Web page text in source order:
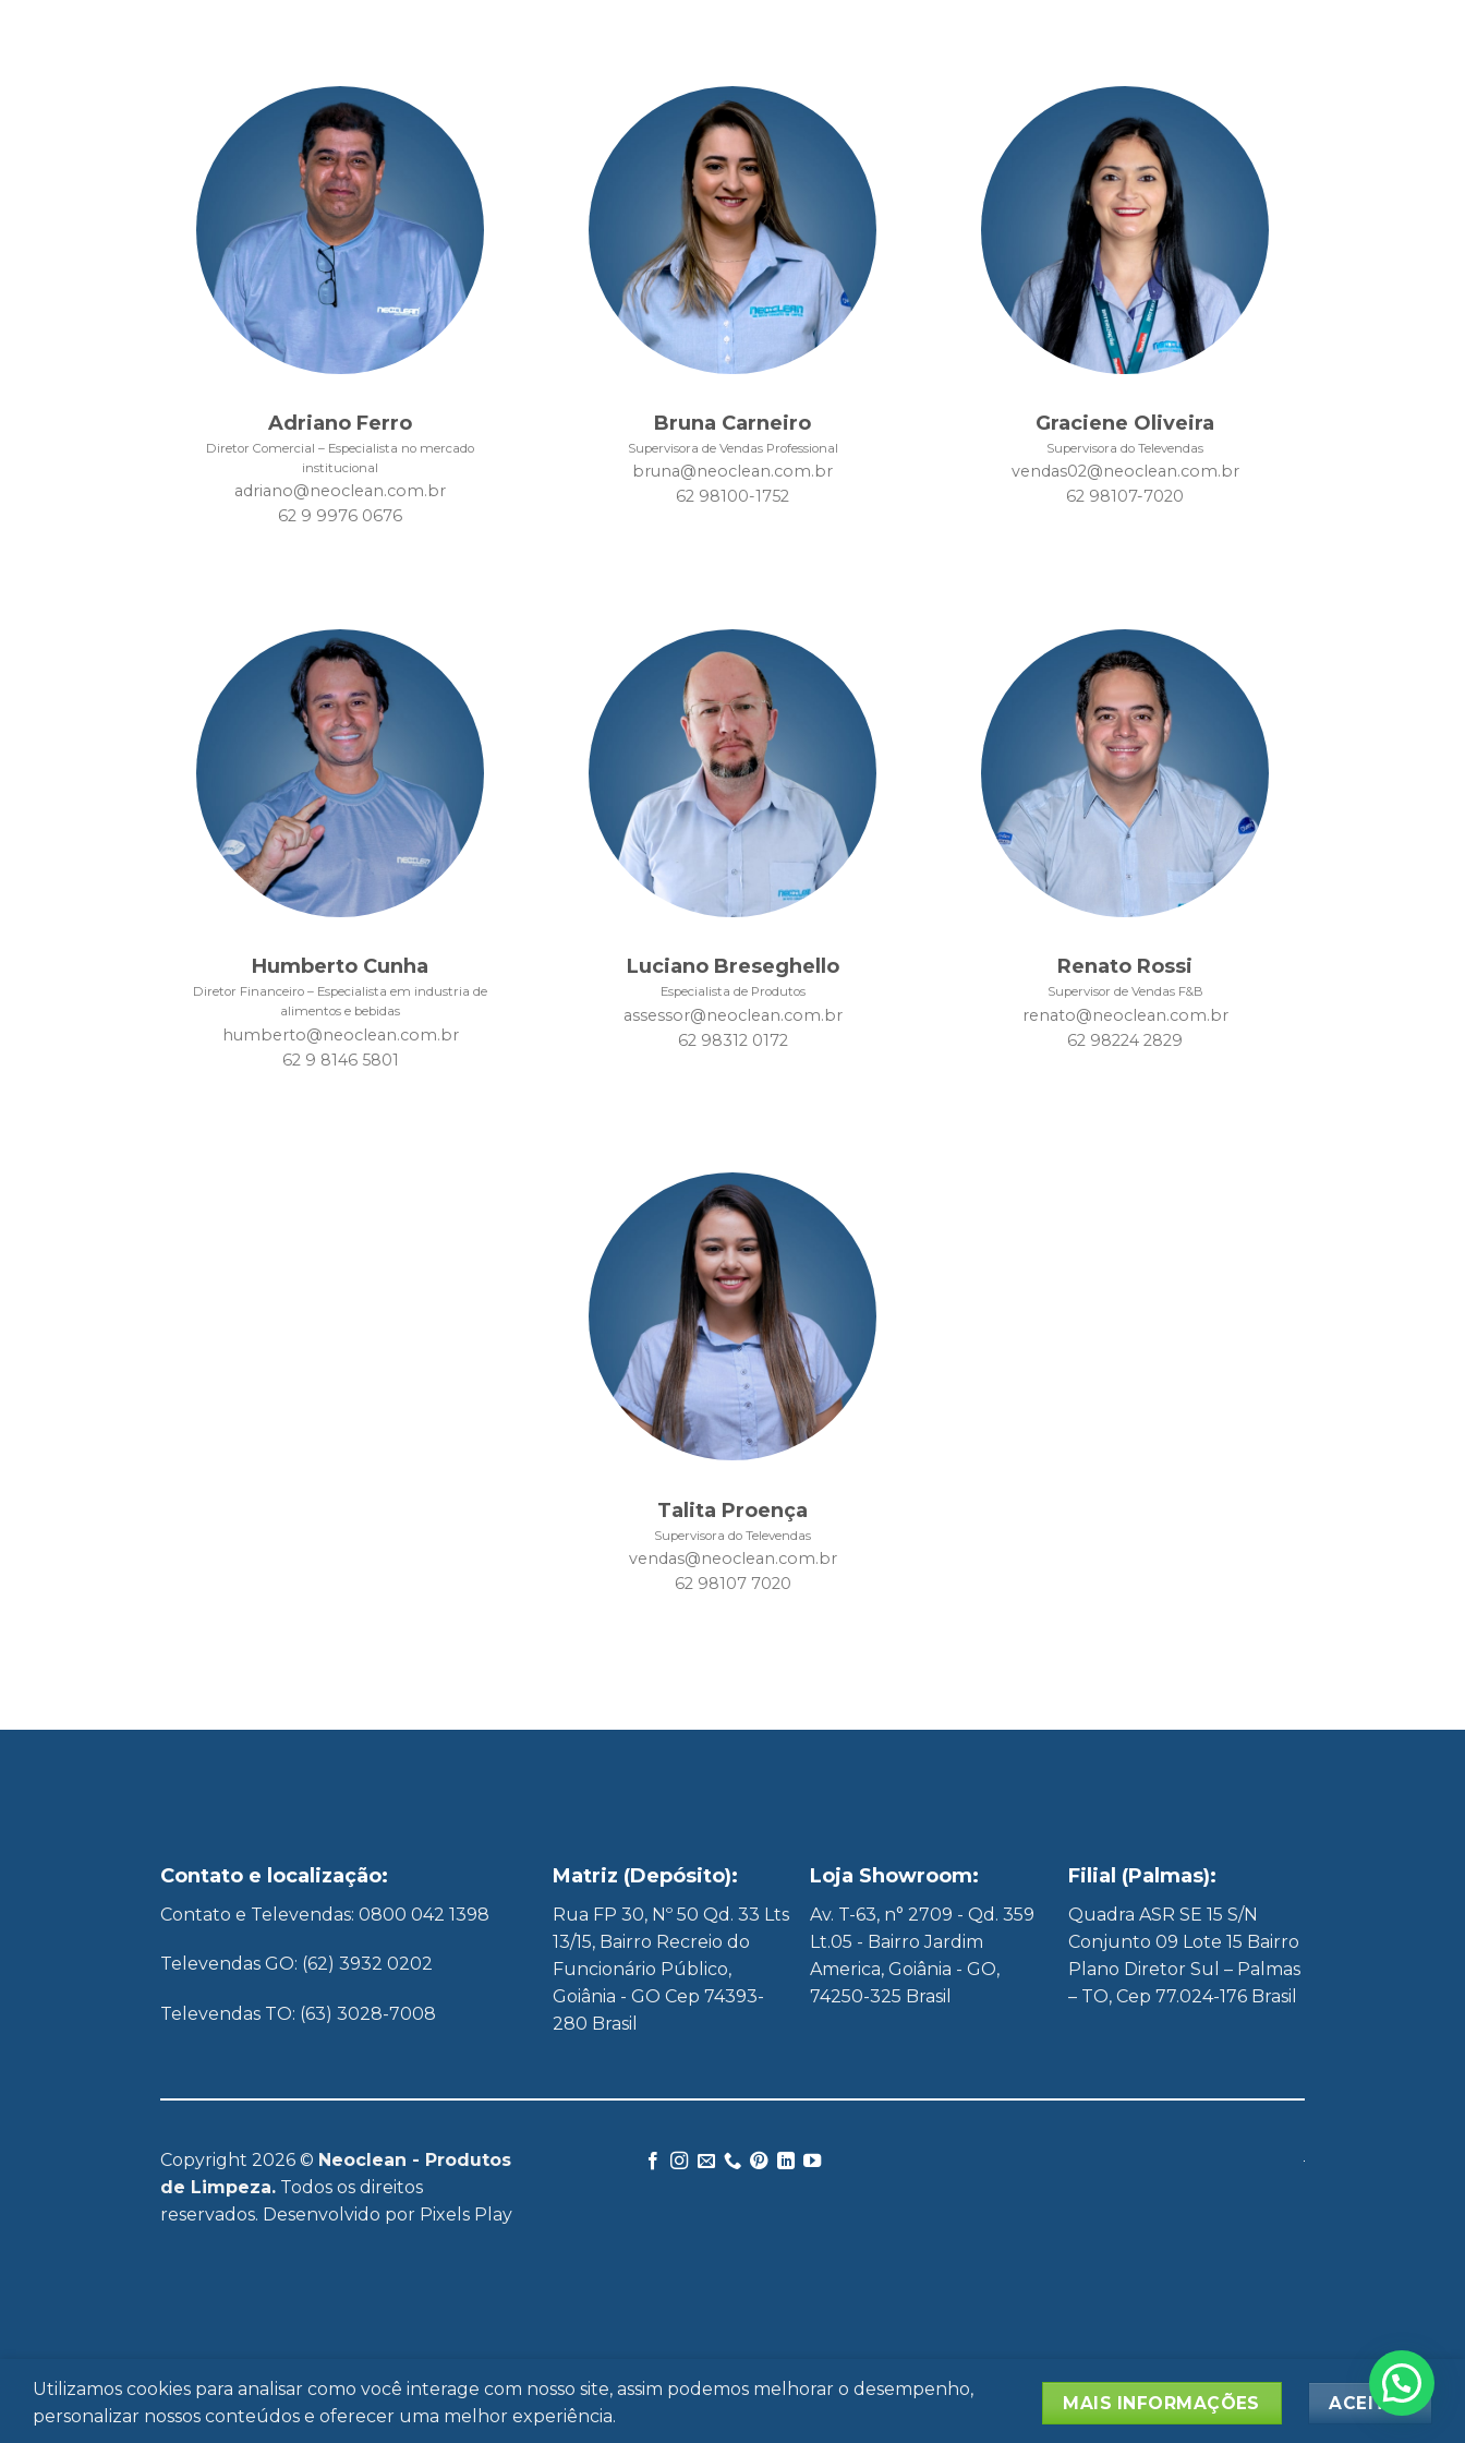
Adriano Ferro
Diretor Comercial – Especialista no mercado
institucional
adriano@neoclean.com.br
62 9 9976 0676
Bruna Carneiro
Supervisora de Vendas Professional
bruna@neoclean.com.br
62 98100-1752
Graciene Oliveira
Supervisora do Televendas
vendas02@neoclean.com.br
62 98107-7020
Humberto Cunha
Diretor Financeiro – Especialista em industria de
alimentos e bebidas
humberto@neoclean.com.br
62 9 8146 5801
Luciano Breseghello
Especialista de Produtos
assessor@neoclean.com.br
62 98312 0172
Renato Rossi
Supervisor de Vendas F&B
renato@neoclean.com.br
62 98224 2829
Talita Proença
Supervisora do Televendas
vendas@neoclean.com.br
62 98107 7020
Contato e localização:
Contato e Televendas: 0800 042 1398
Televendas GO: (62) 3932 0202
Televendas TO: (63) 3028-7008
Matriz (Depósito):
Rua FP 30, Nº 50 Qd. 33 Lts
13/15, Bairro Recreio do
Funcionário Público,
Goiânia - GO Cep 74393-
280 Brasil
Loja Showroom:
Av. T-63, n° 2709 - Qd. 359
Lt.05 - Bairro Jardim
America, Goiânia - GO,
74250-325 Brasil
Filial (Palmas):
Quadra ASR SE 15 S/N
Conjunto 09 Lote 15 Bairro
Plano Diretor Sul – Palmas
– TO, Cep 77.024-176 Brasil
Copyright 2026 © Neoclean - Produtos
de Limpeza. Todos os direitos
reservados. Desenvolvido por Pixels Play
HOME PRODUTOS FALE CONOSCO POLÍTICA DE PRIVACIDADE
Utilizamos cookies para analisar como você interage com nosso site, assim podemos melhorar o desempenho,
personalizar nossos conteúdos e oferecer uma melhor experiência.
MAIS INFORMAÇÕES ACEITAR